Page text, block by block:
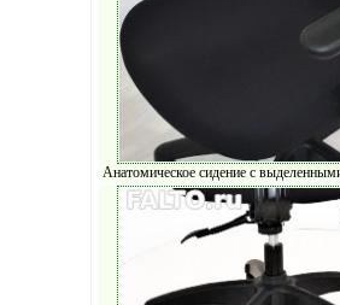
Анатомическое сидение с